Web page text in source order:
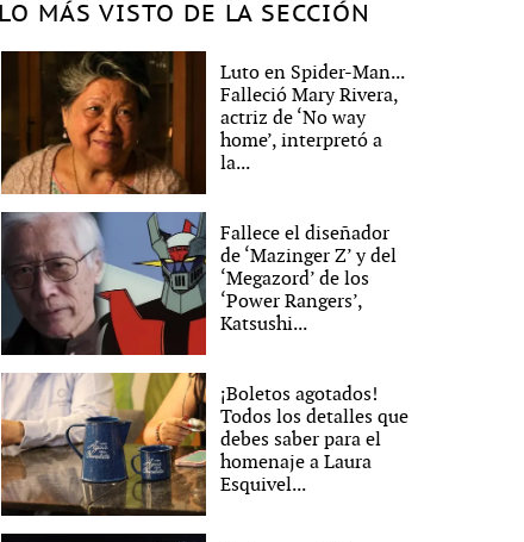
LO MÁS VISTO DE LA SECCIÓN
Luto en Spider-Man...
Falleció Mary Rivera,
actriz de ‘No way
home’, interpretó a
la...
Fallece el diseñador
de ‘Mazinger Z’ y del
‘Megazord’ de los
‘Power Rangers’,
Katsushi...
¡Boletos agotados!
Todos los detalles que
debes saber para el
homenaje a Laura
Esquivel...